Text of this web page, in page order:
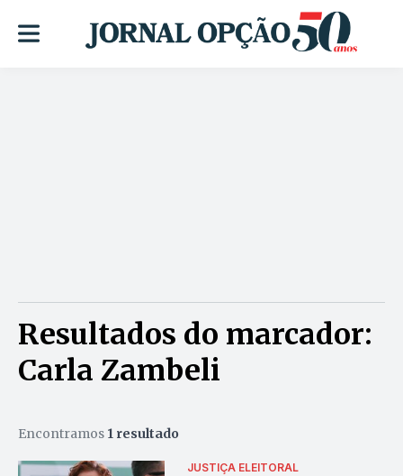
Resultados do marcador:
Carla Zambeli
Encontramos 1 resultado
JUSTIÇA ELEITORAL